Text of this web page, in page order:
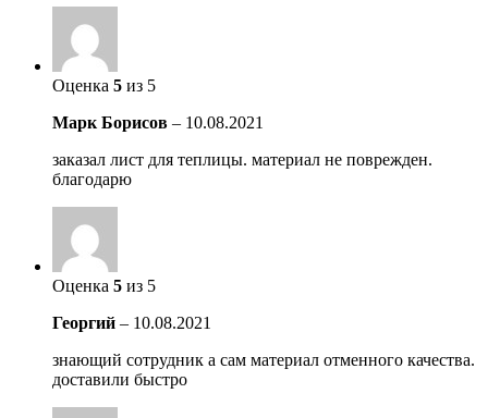
Оценка 5 из 5
Марк Борисов – 10.08.2021
заказал лист для теплицы. материал не поврежден.
благодарю
Оценка 5 из 5
Георгий – 10.08.2021
знающий сотрудник а сам материал отменного качества.
доставили быстро